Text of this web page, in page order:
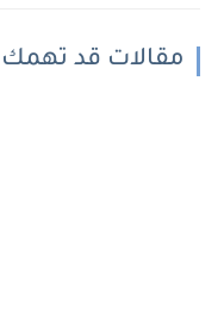
مقالات قد تهمك